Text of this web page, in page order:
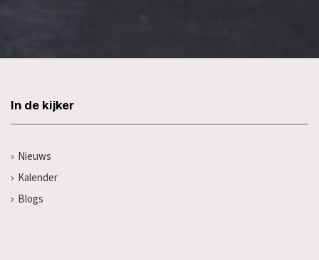
In de kijker
Nieuws
Kalender
Blogs